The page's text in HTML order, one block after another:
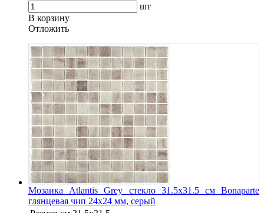
шт
В корзину
Oтложить
Мозаика Atlantis Grey стекло 31.5х31.5 см Bonaparte
глянцевая чип 24х24 мм, серый